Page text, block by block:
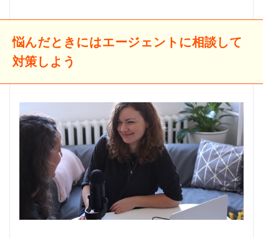
悩んだときにはエージェントに相談して
対策しよう